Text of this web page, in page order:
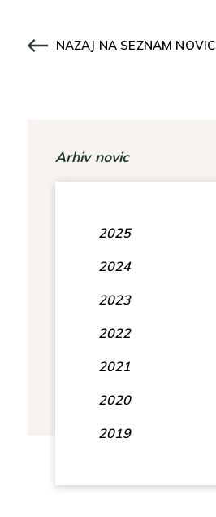
NAZAJ NA SEZNAM NOVIC
Arhiv novic
2025
2024
2023
2022
2021
2020
2019